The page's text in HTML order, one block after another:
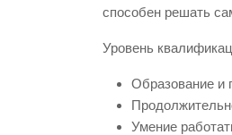
способен решать
Уровень
Образование и
Умение